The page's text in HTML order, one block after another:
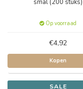
smal (200 stuks)
Op voorraad
€4,92
Kopen
SALE